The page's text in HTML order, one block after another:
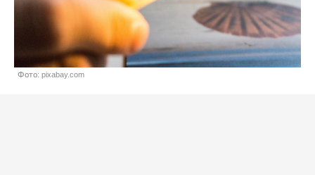
Фото: pixabay.com